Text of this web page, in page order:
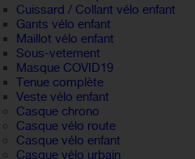
Cuissard / Collant vélo enfant
Gants vélo enfant
Maillot vélo enfant
Sous-vetement
Masque COVID19
Tenue complète
Veste vélo enfant
Casque chrono
Casque vélo route
Casque vélo enfant
Casque vélo urbain